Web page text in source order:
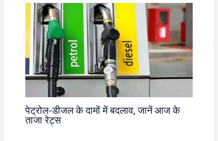
पेट्रोल-डीजल के दामों में बदलाव, जानें आज के
ताजा रेट्स